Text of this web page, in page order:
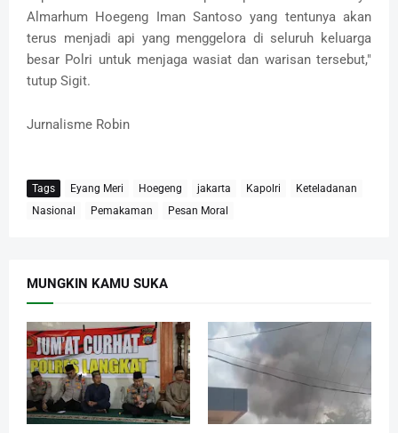
Almarhum Hoegeng Iman Santoso yang tentunya akan
terus menjadi api yang menggelora di seluruh keluarga
besar Polri untuk menjaga wasiat dan warisan tersebut,"
tutup Sigit.
Jurnalisme Robin
Tags Eyang Meri Hoegeng jakarta Kapolri
Keteladanan
Nasional
Pemakaman Pesan Moral
MUNGKIN KAMU SUKA